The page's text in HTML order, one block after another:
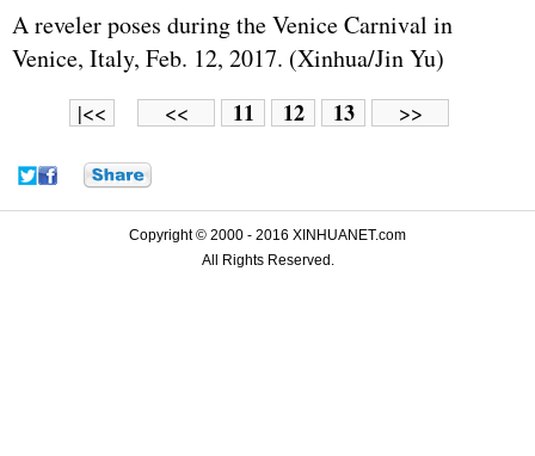
A reveler poses during the Venice Carnival in
Venice, Italy, Feb. 12, 2017. (Xinhua/Jin Yu)
|<< << 11 12 13 >>
Copyright © 2000 - 2016 XINHUANET.com
All Rights Reserved.